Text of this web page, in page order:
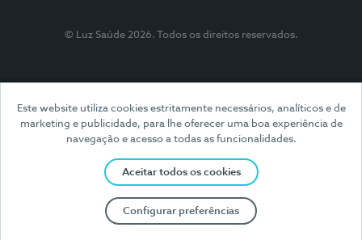
Este website utiliza cookies estritamente necessários, analíticos e de
marketing e publicidade, para lhe oferecer uma boa experiência de
navegação e acesso a todas as funcionalidades.
Aceitar todos os cookies
Configurar preferências
© Luz Saúde 2026. Todos os direitos reservados.